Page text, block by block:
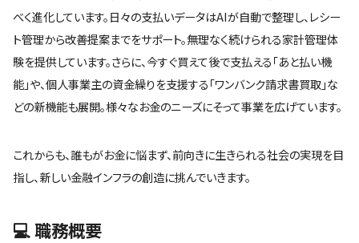
べく進化しています。日々の支払いデータはAIが自動で整理し、レシー
ト管理から改善提案までをサポート。無理なく続けられる家計管理体
験を提供しています。さらに、今すぐ買えて後で支払える「あと払い機
能」や、個人事業主の資金繰りを支援する「ワンバンク請求書買取」な
どの新機能も展開。様々なお金のニーズにそって事業を広げています。
これからも、誰もがお金に悩まず、前向きに生きられる社会の実現を目
指し、新しい金融インフラの創造に挑んでいきます。
💻 職務概要